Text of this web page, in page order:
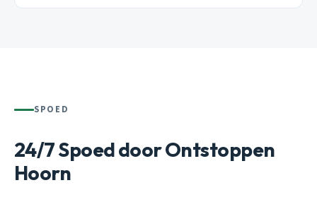
SPOED
24/7 Spoed door Ontstoppen
Hoorn